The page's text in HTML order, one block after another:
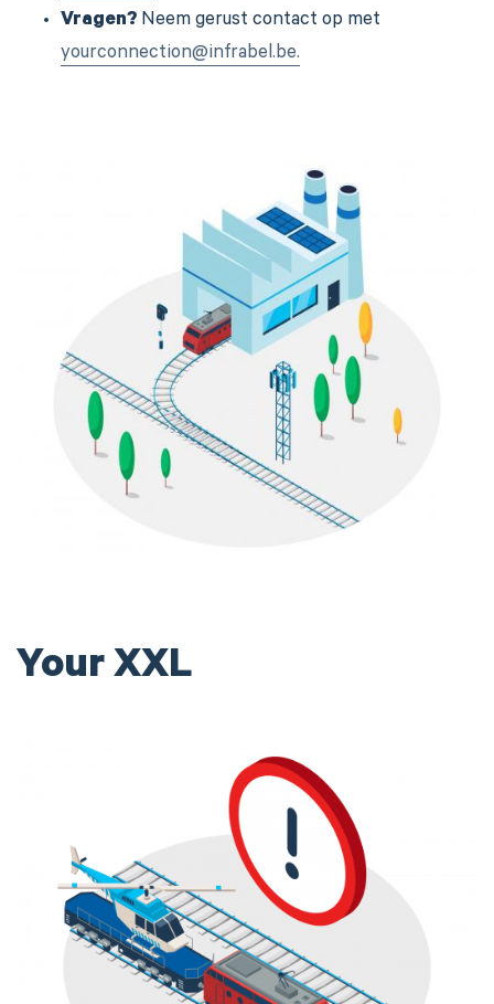
Vragen? Neem gerust contact op met
yourconnection@infrabel.be.
Your XXL